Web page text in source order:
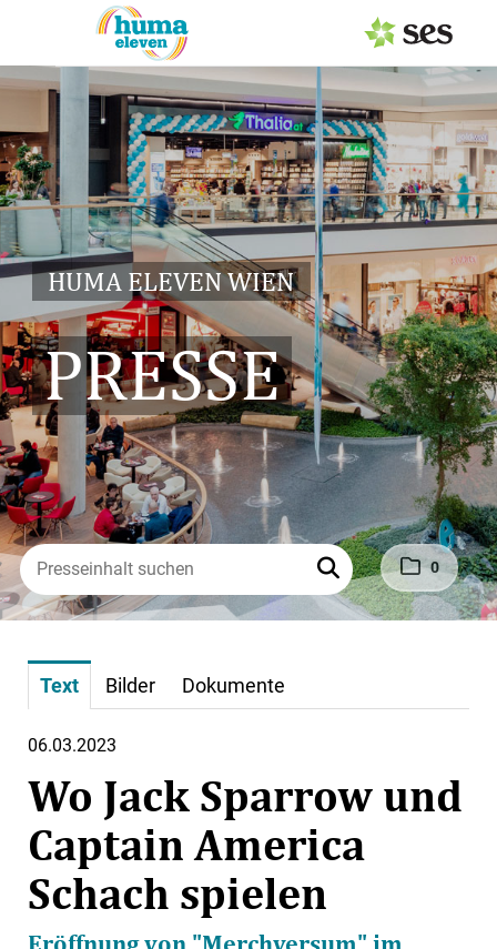
0
HUMA ELEVEN WIEN
PRESSE
PRESSEAUSSENDUNGEN
Center & Marken
Services
Events
MEDIAGALERIE
PRESSEKONTAKT
Text Bilder Dokumente
06.03.2023
Wo Jack Sparrow und
Captain America
Schach spielen